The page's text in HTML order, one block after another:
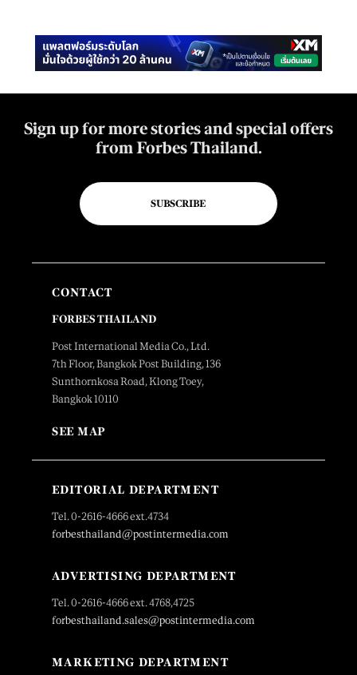
Sign up for more stories and special offers
from Forbes Thailand.
SUBSCRIBE
CONTACT
FORBES THAILAND
Post International Media Co., Ltd.
7th Floor, Bangkok Post Building, 136
Sunthornkosa Road, Klong Toey,
Bangkok 10110
SEE MAP
EDITORIAL DEPARTMENT
Tel. 0-2616-4666 ext.4734
forbesthailand@postintermedia.com
ADVERTISING DEPARTMENT
Tel. 0-2616-4666 ext. 4768,4725
forbesthailand.sales@postintermedia.com
MARKETING DEPARTMENT